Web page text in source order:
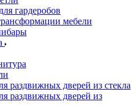
гардеробов
мебели
раздвижных дверей из стекла
раздвижных дверей из